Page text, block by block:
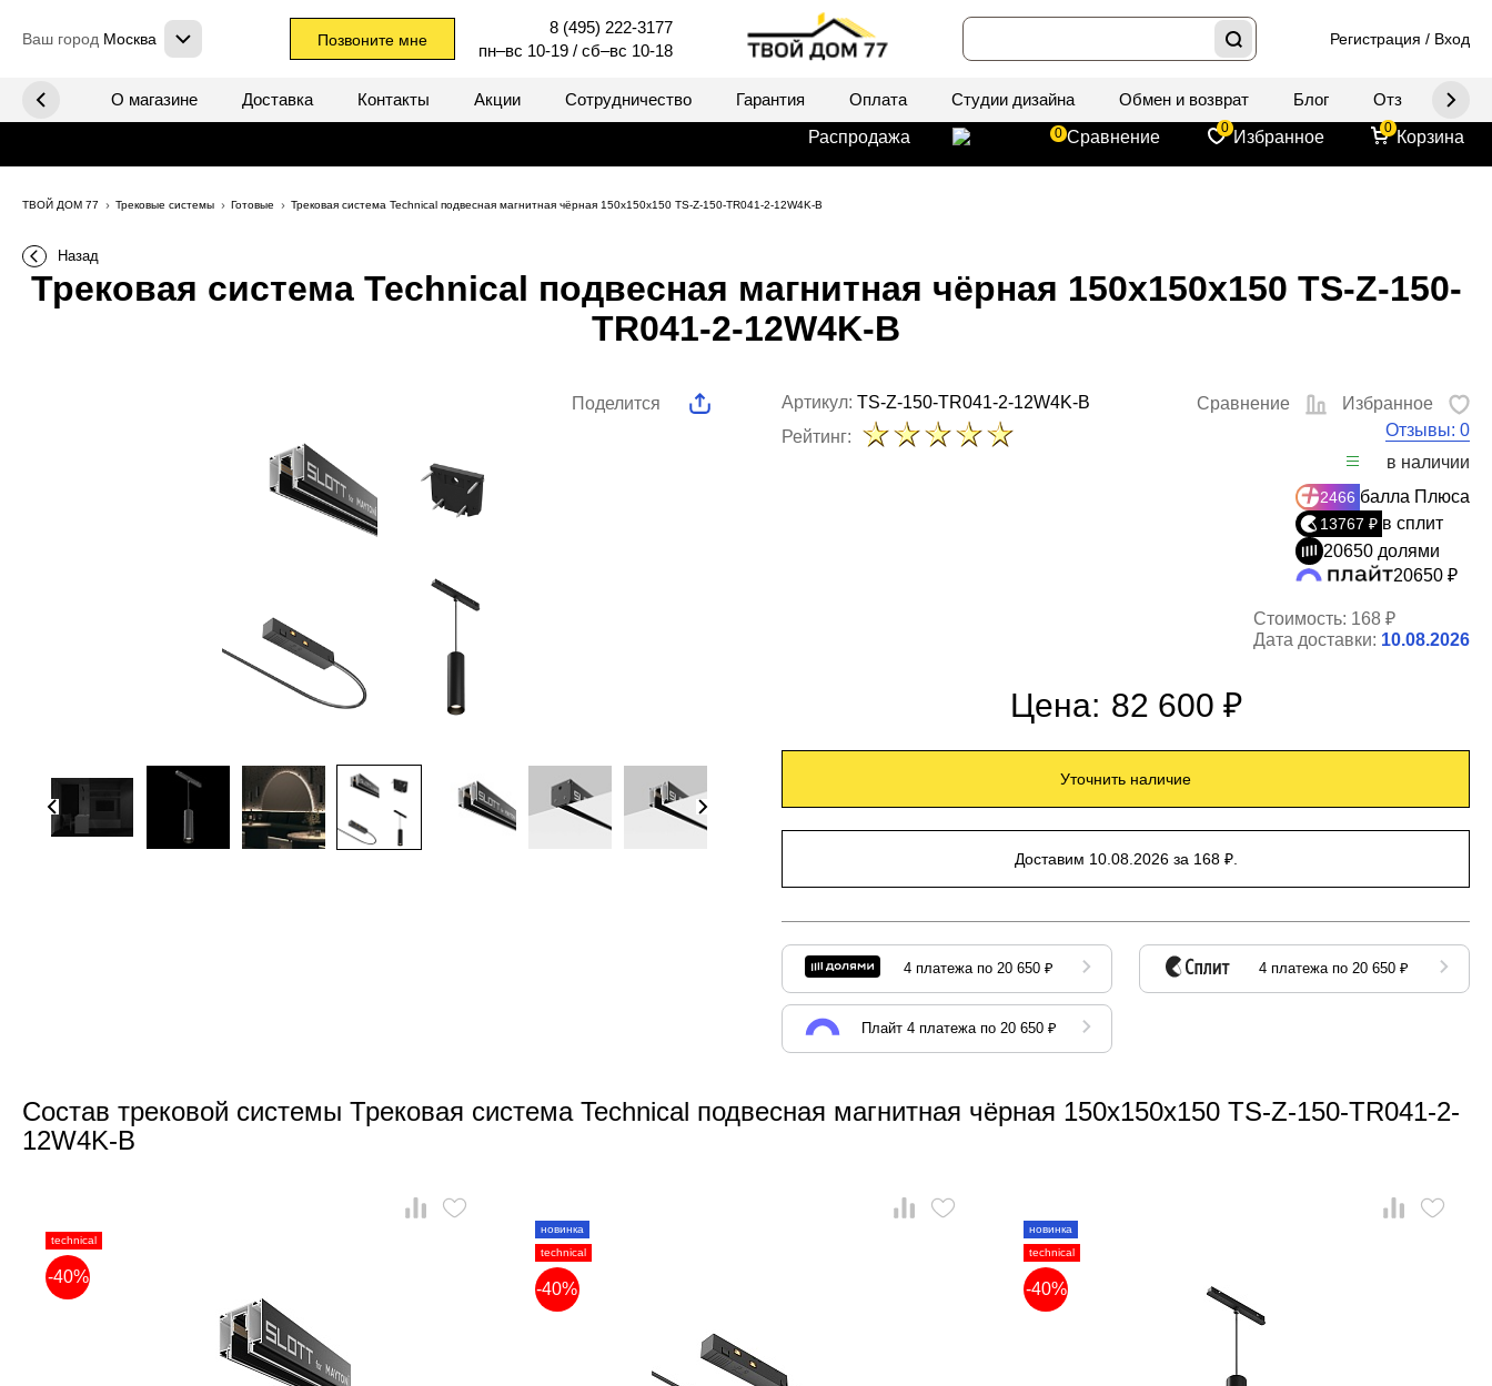
Ваш город Москва Позвоните мне
8 (495) 222-3177
пн–вс 10-19 / сб–вс 10-18
Регистрация / Вход
систем О магазине Доставка Контакты Акции Сотрудничество Гарантия Оплата Студии дизайна Обмен и возврат Блог Отзывы
Распродажа
0 Сравнение 0 Избранное 0 Корзина
ТВОЙ ДОМ 77 Трековые системы Готовые Трековая система Technical подвесная магнитная чёрная 150x150x150 TS-Z-150-TR041-2-12W4K-B
Назад
Трековая система Technical подвесная магнитная чёрная 150x150x150 TS-Z-150-
TR041-2-12W4K-B
Поделится Артикул: TS-Z-150-TR041-2-12W4K-B Сравнение
Избранное
Рейтинг:
Отзывы: 0
в наличии
2466 балла Плюса
13767 ₽ в сплит
20650 долями
20650 ₽
Стоимость: 168 ₽
Дата доставки: 10.08.2026
Цена: 82 600 ₽
Уточнить наличие
Доставим 10.08.2026 за 168 ₽.
4 платежа по 20 650 ₽ 4 платежа по 20 650 ₽
Плайт 4 платежа по 20 650 ₽
Состав трековой системы Трековая система Technical подвесная магнитная чёрная 150x150x150 TS-Z-150-TR041-2-
12W4K-B
technical
-40%
новинка
technical
-40%
новинка
technical
-40%